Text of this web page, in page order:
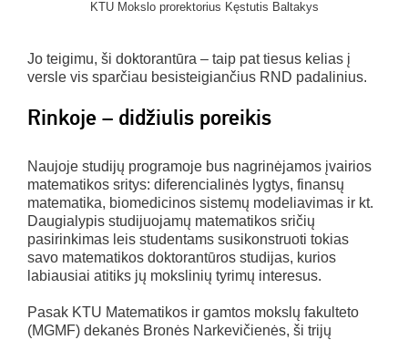
KTU Mokslo prorektorius Kęstutis Baltakys
Jo teigimu, ši doktorantūra – taip pat tiesus kelias į
versle vis sparčiau besisteigiančius RND padalinius.
Rinkoje – didžiulis poreikis
Naujoje studijų programoje bus nagrinėjamos įvairios
matematikos sritys: diferencialinės lygtys, finansų
matematika, biomedicinos sistemų modeliavimas ir kt.
Daugialypis studijuojamų matematikos sričių
pasirinkimas leis studentams susikonstruoti tokias
savo matematikos doktorantūros studijas, kurios
labiausiai atitiks jų mokslinių tyrimų interesus.
Pasak KTU Matematikos ir gamtos mokslų fakulteto
(MGMF) dekanės Bronės Narkevičienės, ši trijų